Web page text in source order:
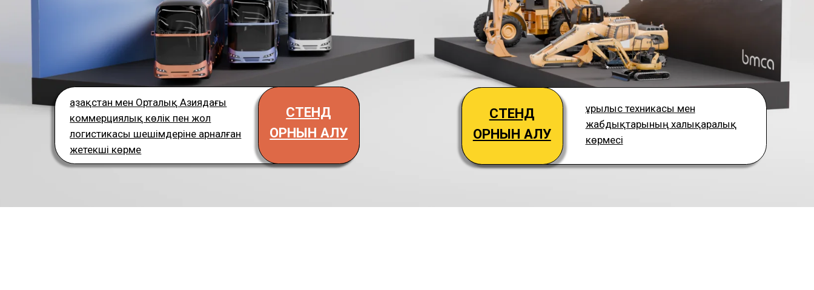
Құрылыс техникасы мен
жабдықтарының халықаралық
СТЕНД
ОРНЫН АЛУ
Қазақстан мен Орталық Азиядағы
коммерциялық көлік пен жол
логистикасы шешімдеріне арналған
жетекші көрме
СТЕНД
ОРНЫН АЛУ